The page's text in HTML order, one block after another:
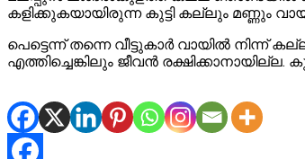
കളിക്കുകയായിരുന്ന കുട്ടി കല്ലും മണ്ണും
പെട്ടെന്ന് തന്നെ വീട്ടുകാർ വായിൽ
എത്തിച്ചെങ്കിലും ജീവൻ